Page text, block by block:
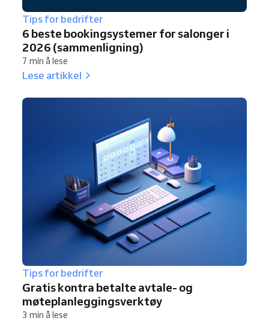
Tips for bedrifter
6 beste bookingsystemer for salonger i
2026 (sammenligning)
7 min å lese
Lese artikkel
Tips for bedrifter
Gratis kontra betalte avtale- og
møteplanleggingsverktøy
3 min å lese